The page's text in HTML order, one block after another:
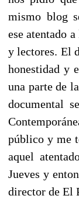
mismo blog
ese atentado
y lectores. El
honestidad y
una parte de
documental
público y me
aquel
Jueves y
director de El